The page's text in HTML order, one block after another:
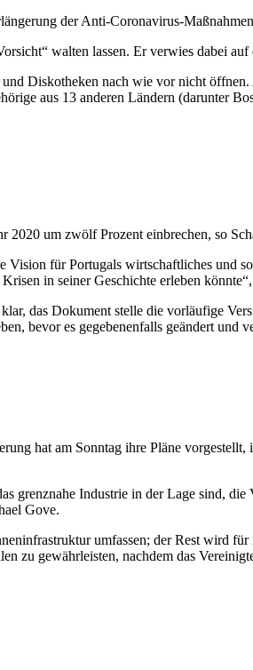
der Anti-Coronavirus-
walten lassen. Er verwies dabei auf
Diskotheken nach wie vor nicht
aus 13 anderen Ländern
2020 um zwölf Prozent einbrechen, so
Vision für Portugals wirtschaftliches
in seiner Geschichte erleben
das Dokument stelle die vorläufige
bevor es gegebenenfalls geändert und
hat am Sonntag ihre Pläne
grenznahe Industrie in der Lage sind,
Gove.
umfassen; der Rest wird
zu gewährleisten, nachdem das